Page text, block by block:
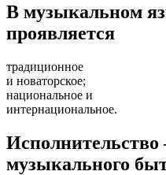
В музыкальном
проявляется
традиционное
и новаторское;
национальное и
интернациональное.
Исполнительство
музыкального